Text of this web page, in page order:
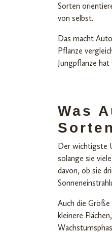
Sorten
von selbst.
Das macht
Pflanze
Jungpflanze
Was
Der wichtigste
solange sie
davon, ob sie
Auch die
kleinere